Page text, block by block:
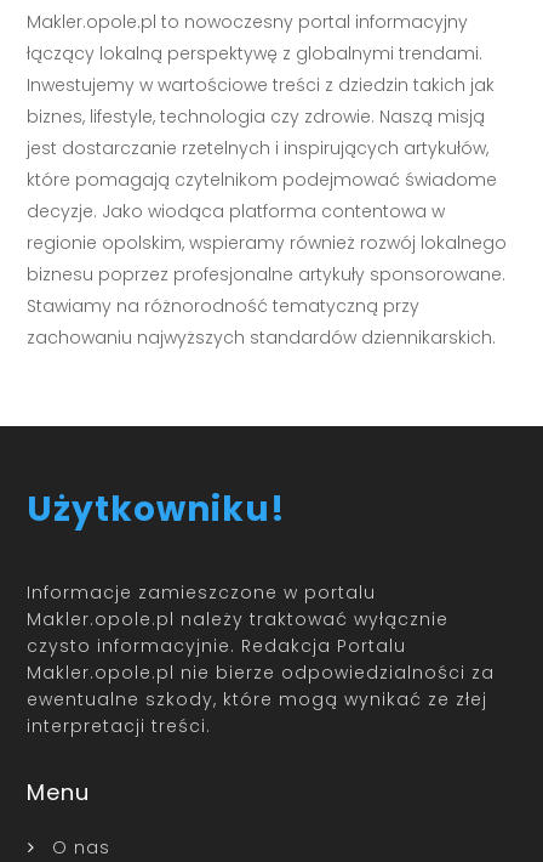
Makler.opole.pl to nowoczesny portal informacyjny
łączący lokalną perspektywę z globalnymi trendami.
Inwestujemy w wartościowe treści z dziedzin takich jak
biznes, lifestyle, technologia czy zdrowie. Naszą misją
jest dostarczanie rzetelnych i inspirujących artykułów,
które pomagają czytelnikom podejmować świadome
decyzje. Jako wiodąca platforma contentowa w
regionie opolskim, wspieramy również rozwój lokalnego
biznesu poprzez profesjonalne artykuły sponsorowane.
Stawiamy na różnorodność tematyczną przy
zachowaniu najwyższych standardów dziennikarskich.
Użytkowniku!
Informacje zamieszczone w portalu
Makler.opole.pl należy traktować wyłącznie
czysto informacyjnie. Redakcja Portalu
Makler.opole.pl nie bierze odpowiedzialności za
ewentualne szkody, które mogą wynikać ze złej
interpretacji treści.
Menu
O nas